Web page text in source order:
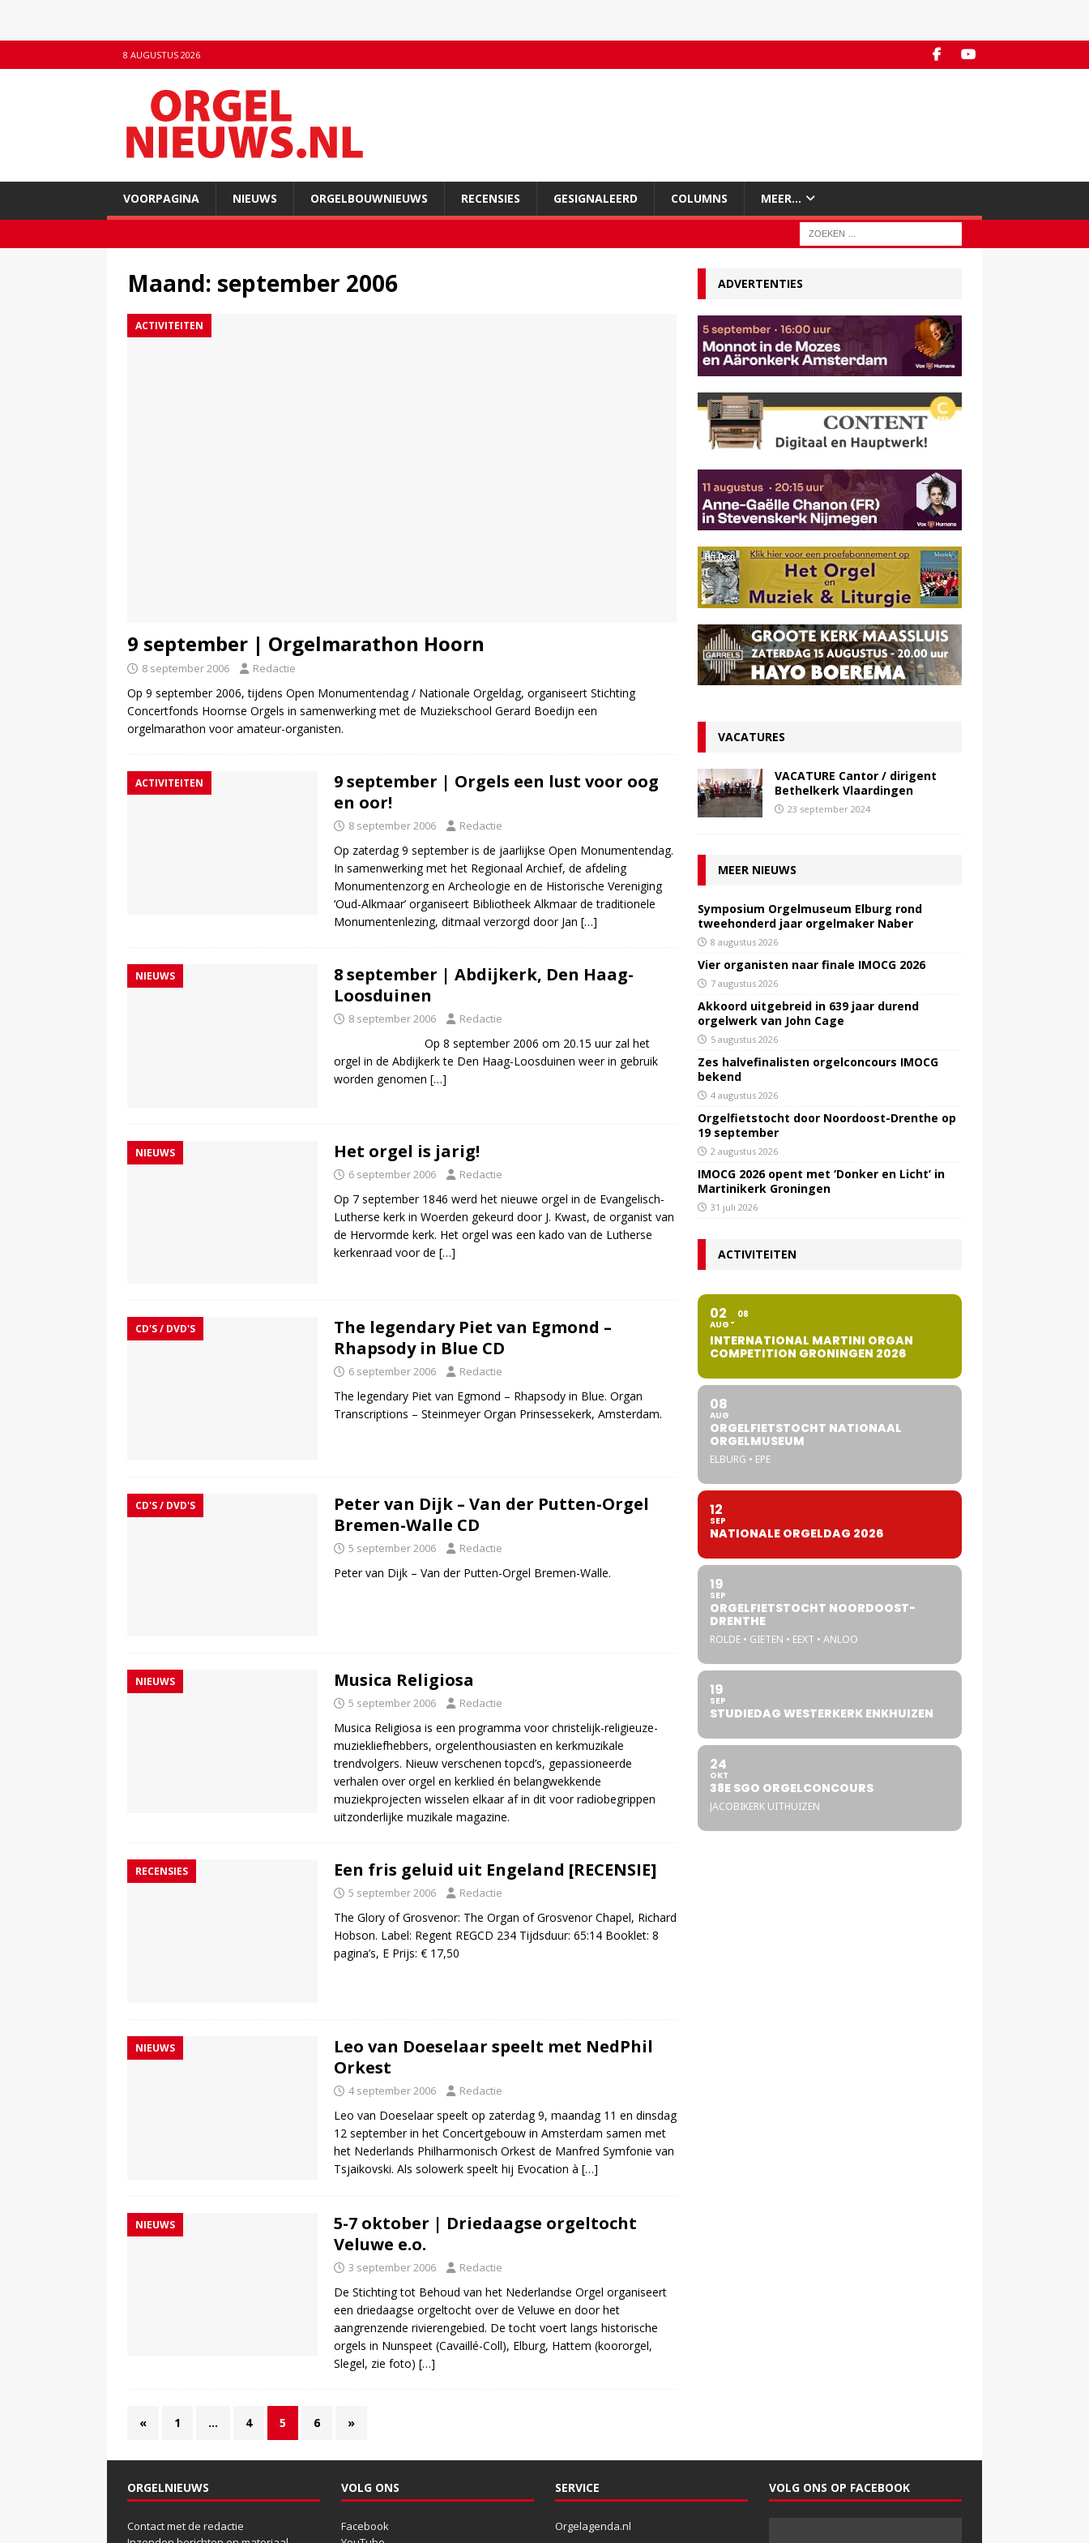
8 AUGUSTUS 2026
VOORPAGINA NIEUWS ORGELBOUWNIEUWS RECENSIES GESIGNALEERD COLUMNS MEER…
Maand: september 2006
ACTIVITEITEN
9 september | Orgelmarathon Hoorn
8 september 2006 Redactie
Op 9 september 2006, tijdens Open Monumentendag / Nationale Orgeldag, organiseert Stichting
Concertfonds Hoornse Orgels in samenwerking met de Muziekschool Gerard Boedijn een
orgelmarathon voor amateur-organisten.
ACTIVITEITEN
9 september | Orgels een lust voor oog
en oor!
8 september 2006 Redactie
Op zaterdag 9 september is de jaarlijkse Open Monumentendag.
In samenwerking met het Regionaal Archief, de afdeling
Monumentenzorg en Archeologie en de Historische Vereniging
‘Oud-Alkmaar’ organiseert Bibliotheek Alkmaar de traditionele
Monumentenlezing, ditmaal verzorgd door Jan […]
NIEUWS
8 september | Abdijkerk, Den Haag-
Loosduinen
8 september 2006 Redactie
Op 8 september 2006 om 20.15 uur zal het
orgel in de Abdijkerk te Den Haag-Loosduinen weer in gebruik
worden genomen […]
NIEUWS Het orgel is jarig!
6 september 2006 Redactie
Op 7 september 1846 werd het nieuwe orgel in de Evangelisch-
Lutherse kerk in Woerden gekeurd door J. Kwast, de organist van
de Hervormde kerk. Het orgel was een kado van de Lutherse
kerkenraad voor de […]
CD'S / DVD'S
The legendary Piet van Egmond –
Rhapsody in Blue CD
6 september 2006 Redactie
The legendary Piet van Egmond – Rhapsody in Blue. Organ
Transcriptions – Steinmeyer Organ Prinsessekerk, Amsterdam.
CD'S / DVD'S
Peter van Dijk – Van der Putten-Orgel
Bremen-Walle CD
5 september 2006 Redactie
Peter van Dijk – Van der Putten-Orgel Bremen-Walle.
NIEUWS Musica Religiosa
5 september 2006 Redactie
Musica Religiosa is een programma voor christelijk-religieuze-
muziekliefhebbers, orgelenthousiasten en kerkmuzikale
trendvolgers. Nieuw verschenen topcd’s, gepassioneerde
verhalen over orgel en kerklied én belangwekkende
muziekprojecten wisselen elkaar af in dit voor radiobegrippen
uitzonderlijke muzikale magazine.
RECENSIES Een fris geluid uit Engeland [RECENSIE]
5 september 2006 Redactie
The Glory of Grosvenor: The Organ of Grosvenor Chapel, Richard
Hobson. Label: Regent REGCD 234 Tijdsduur: 65:14 Booklet: 8
pagina’s, E Prijs: € 17,50
NIEUWS
Leo van Doeselaar speelt met NedPhil
Orkest
4 september 2006 Redactie
Leo van Doeselaar speelt op zaterdag 9, maandag 11 en dinsdag
12 september in het Concertgebouw in Amsterdam samen met
het Nederlands Philharmonisch Orkest de Manfred Symfonie van
Tsjaikovski. Als solowerk speelt hij Evocation à […]
NIEUWS
5-7 oktober | Driedaagse orgeltocht
Veluwe e.o.
3 september 2006 Redactie
De Stichting tot Behoud van het Nederlandse Orgel organiseert
een driedaagse orgeltocht over de Veluwe en door het
aangrenzende rivierengebied. De tocht voert langs historische
orgels in Nunspeet (Cavaillé-Coll), Elburg, Hattem (koororgel,
Slegel, zie foto) […]
« 1 … 4 5 6 »
ADVERTENTIES
VACATURES
VACATURE Cantor / dirigent
Bethelkerk Vlaardingen
23 september 2024
MEER NIEUWS
Symposium Orgelmuseum Elburg rond
tweehonderd jaar orgelmaker Naber
8 augustus 2026
Vier organisten naar finale IMOCG 2026
7 augustus 2026
Akkoord uitgebreid in 639 jaar durend
orgelwerk van John Cage
5 augustus 2026
Zes halvefinalisten orgelconcours IMOCG
bekend
4 augustus 2026
Orgelfietstocht door Noordoost-Drenthe op
19 september
2 augustus 2026
IMOCG 2026 opent met ‘Donker en Licht’ in
Martinikerk Groningen
31 juli 2026
ACTIVITEITEN
02
AUG
08
INTERNATIONAL MARTINI ORGAN
COMPETITION GRONINGEN 2026
08
AUG
ORGELFIETSTOCHT NATIONAAL
ORGELMUSEUM
ELBURG • EPE
12
SEP
NATIONALE ORGELDAG 2026
19
SEP
ORGELFIETSTOCHT NOORDOOST-
DRENTHE
ROLDE • GIETEN • EEXT • ANLOO
19
SEP
STUDIEDAG WESTERKERK ENKHUIZEN
24
OKT
38E SGO ORGELCONCOURS
JACOBIKERK UITHUIZEN
ORGELNIEUWS
Contact met de redactie
VOLG ONS
Facebook
SERVICE
Orgelagenda.nl
VOLG ONS OP FACEBOOK